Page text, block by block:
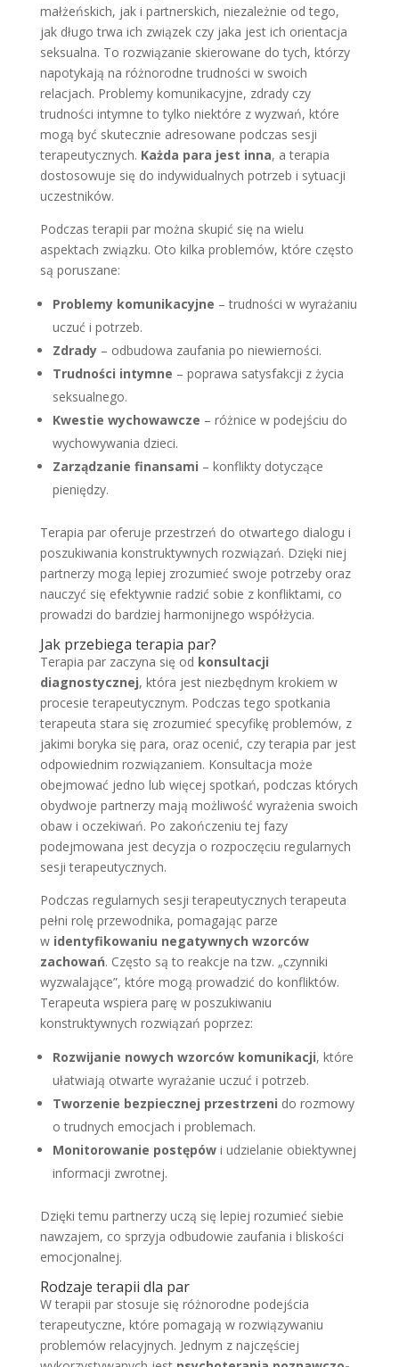
małżeńskich, jak i partnerskich, niezależnie od tego,
jak długo trwa ich związek czy jaka jest ich orientacja
seksualna. To rozwiązanie skierowane do tych, którzy
napotykają na różnorodne trudności w swoich
relacjach. Problemy komunikacyjne, zdrady czy
trudności intymne to tylko niektóre z wyzwań, które
mogą być skutecznie adresowane podczas sesji
terapeutycznych. Każda para jest inna, a terapia
dostosowuje się do indywidualnych potrzeb i sytuacji
uczestników.
Podczas terapii par można skupić się na wielu
aspektach związku. Oto kilka problemów, które często
są poruszane:
Problemy komunikacyjne – trudności w wyrażaniu
uczuć i potrzeb.
Zdrady– odbudowa zaufania po niewierności.
Trudności intymne – poprawa satysfakcji z życia
seksualnego.
Kwestie wychowawcze – różnice w podejściu do
wychowywania dzieci.
Zarządzanie finansami – konflikty dotyczące
pieniędzy.
Terapia par oferuje przestrzeń do otwartego dialogu i
poszukiwania konstruktywnych rozwiązań. Dzięki niej
partnerzy mogą lepiej zrozumieć swoje potrzeby oraz
nauczyć się efektywnie radzić sobie z konfliktami, co
prowadzi do bardziej harmonijnego współżycia.
Jak przebiega terapia par?
Terapia par zaczyna się od konsultacji
diagnostycznej, która jest niezbędnym krokiem w
procesie terapeutycznym. Podczas tego spotkania
terapeuta stara się zrozumieć specyfikę problemów, z
jakimi boryka się para, oraz ocenić, czy terapia par jest
odpowiednim rozwiązaniem. Konsultacja może
obejmować jedno lub więcej spotkań, podczas których
obydwoje partnerzy mają możliwość wyrażenia swoich
obaw i oczekiwań. Po zakończeniu tej fazy
podejmowana jest decyzja o rozpoczęciu regularnych
sesji terapeutycznych.
Podczas regularnych sesji terapeutycznych terapeuta
pełni rolę przewodnika, pomagając parze
w identyfikowaniu negatywnych wzorców
zachowań. Często są to reakcje na tzw. „czynniki
wyzwalające”, które mogą prowadzić do konfliktów.
Terapeuta wspiera parę w poszukiwaniu
konstruktywnych rozwiązań poprzez:
Rozwijanie nowych wzorców komunikacji, które
ułatwiają otwarte wyrażanie uczuć i potrzeb.
Tworzenie bezpiecznej przestrzeni do rozmowy
o trudnych emocjach i problemach.
Monitorowanie postępówi udzielanie obiektywnej
informacji zwrotnej.
Dzięki temu partnerzy uczą się lepiej rozumieć siebie
nawzajem, co sprzyja odbudowie zaufania i bliskości
emocjonalnej.
Rodzaje terapii dla par
W terapii par stosuje się różnorodne podejścia
terapeutyczne, które pomagają w rozwiązywaniu
problemów relacyjnych. Jednym z najczęściej